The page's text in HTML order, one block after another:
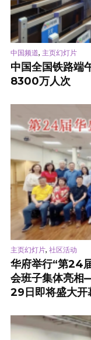
中国频道, 主页幻灯片
中国全国铁路端
8300万人次
主页幻灯片, 社区活动
华府举行“第24
会班子集体亮
29日即将盛大开